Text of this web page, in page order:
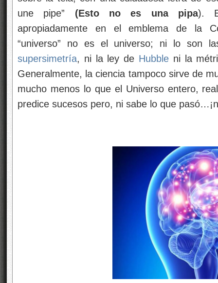
señala el lugar donde habita la Mente,
configuración de átomos de energía
Universo, toda vez que, la podríamos
¿Cómo ha podido la materia evolucionar
¿Por qué, pués, la ciencia tiene éxito? La
completo misterio -por qué la mente
vasto universo-. Como solía decirEinstein:
es que lo podamos comprender”. Quizá
mediante la accion de las leyes naturales,